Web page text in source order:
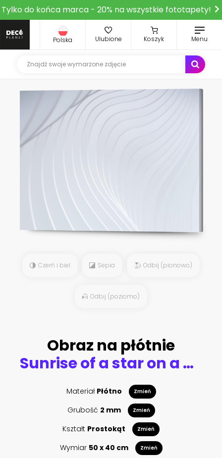
Tylko do końca marca - 20% na wszystkie fototapety!
Polska Ulubione Koszyk Menu
Czerń i biel Sepia Odbij (pionowo)
Odbij (poziomo)
Obraz na płótnie
Sunrise of a star on a planet, Venus at sunrise, the sun above the clouds, alien landscape, 3D rendering
Materiał Płótno Zmień
Grubość 2 mm Zmień
Kształt Prostokąt Zmień
Wymiar 50 x 40 cm Zmień